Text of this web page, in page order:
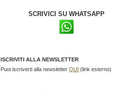
SCRIVICI SU WHATSAPP
ISCRIVITI ALLA NEWSLETTER
Puoi iscriverti alla newsletter QUI (link esterno)